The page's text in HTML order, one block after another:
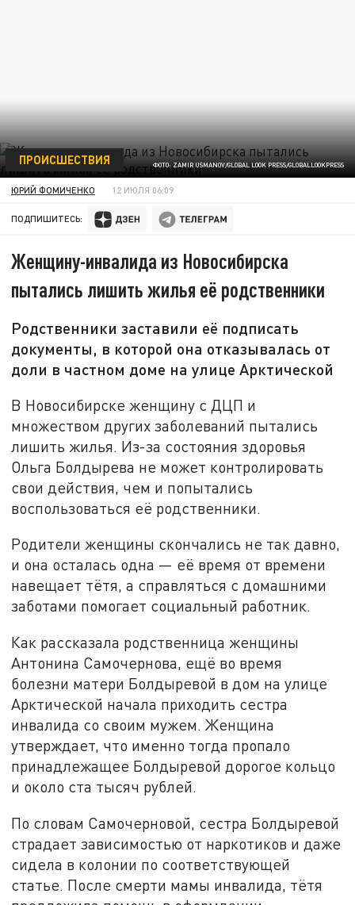
ФОТО: ZAMIR USMANOV/GLOBAL LOOK PRESS/GLOBALLOOKPRESS
ПРОИСШЕСТВИЯ
ЮРИЙ ФОМИЧЕНКО 12 ИЮЛЯ 06:09
ПОДПИШИТЕСЬ:
Женщину-инвалида из Новосибирска
пытались лишить жилья её родственники
Родственники заставили её подписать
документы, в которой она отказывалась от
доли в частном доме на улице Арктической
В Новосибирске женщину с ДЦП и
множеством других заболеваний пытались
лишить жилья. Из-за состояния здоровья
Ольга Болдырева не может контролировать
свои действия, чем и попытались
воспользоваться её родственники.
Родители женщины скончались не так давно,
и она осталась одна — её время от времени
навещает тётя, а справляться с домашними
заботами помогает социальный работник.
Как рассказала родственница женщины
Антонина Самочернова, ещё во время
болезни матери Болдыревой в дом на улице
Арктической начала приходить сестра
инвалида со своим мужем. Женщина
утверждает, что именно тогда пропало
принадлежащее Болдыревой дорогое кольцо
и около ста тысяч рублей.
По словам Самочерновой, сестра Болдыревой
страдает зависимостью от наркотиков и даже
сидела в колонии по соответствующей
статье. После смерти мамы инвалида, тётя